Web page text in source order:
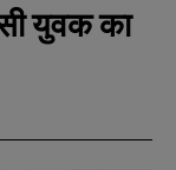
युवक का